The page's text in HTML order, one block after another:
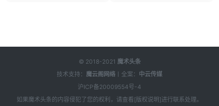
© 2018-2021 魔术头条
技术支持： 魔云阁网络 丨全案： 中云传媒
沪ICP备20009554号-4
如果 魔术头条的内容侵犯了您的权利，请查看[版权说明 ]进行联系处理。